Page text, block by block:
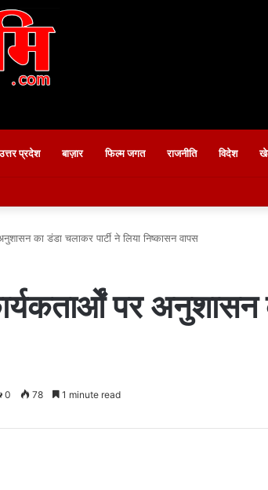
प्रदेश बाज़ार फिल्म जगत राजनीति विदेश
का डंडा चलाकर पार्टी ने लिया निष्कासन वापस
पर अनुशासन
0 78 1 minute read